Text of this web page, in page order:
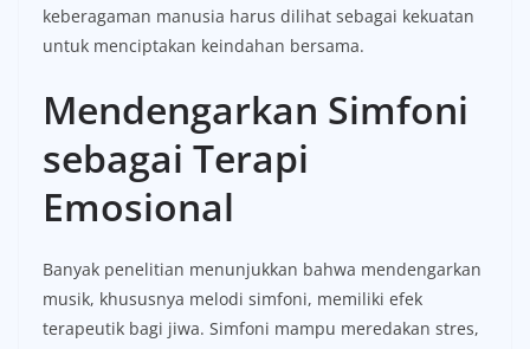
keberagaman manusia harus dilihat sebagai kekuatan
untuk menciptakan keindahan bersama.
Mendengarkan Simfoni
sebagai Terapi
Emosional
Banyak penelitian menunjukkan bahwa mendengarkan
musik, khususnya melodi simfoni, memiliki efek
terapeutik bagi jiwa. Simfoni mampu meredakan stres,